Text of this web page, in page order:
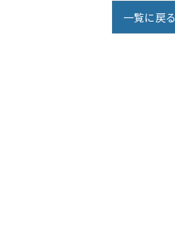
一覧に戻る